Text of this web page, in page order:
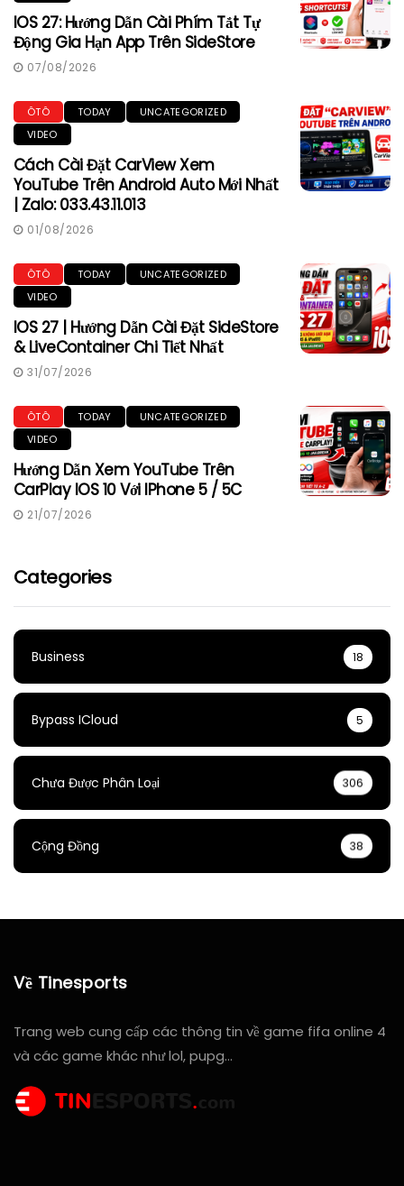
IOS 27: Hướng Dẫn Cài Phím Tắt Tự
Động Gia Hạn App Trên SideStore
07/08/2026
ÔTÔ TODAY
UNCATEGORIZED
VIDEO
Cách Cài Đặt CarView Xem
YouTube Trên Android Auto Mới Nhất
| Zalo: 033.43.11.013
01/08/2026
ÔTÔ TODAY
UNCATEGORIZED
VIDEO
IOS 27 | Hướng Dẫn Cài Đặt SideStore
& LiveContainer Chi Tiết Nhất
31/07/2026
ÔTÔ TODAY
UNCATEGORIZED
VIDEO
Hướng Dẫn Xem YouTube Trên
CarPlay IOS 10 Với IPhone 5 / 5C
21/07/2026
Categories
Business 18
Bypass ICloud 5
Chưa Được Phân Loại 306
Cộng Đồng 38
Về Tinesports
Trang web cung cấp các thông tin về game fifa online 4
và các game khác như lol, pupg…